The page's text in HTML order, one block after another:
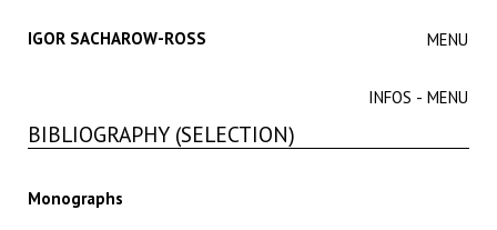
MENU
IGOR SACHAROW-ROSS
INFOS - MENU
BIBLIOGRAPHY (SELECTION)
Monographs